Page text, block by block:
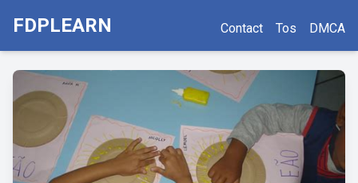
FDPLEARN Contact Tos DMCA